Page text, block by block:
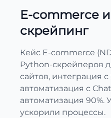
E-commerce
скрейпинг
Кейс E-commerce
Python-скрейперов
сайтов, интеграция
автоматизация с
автоматизация 90%.
ускорили процессы.